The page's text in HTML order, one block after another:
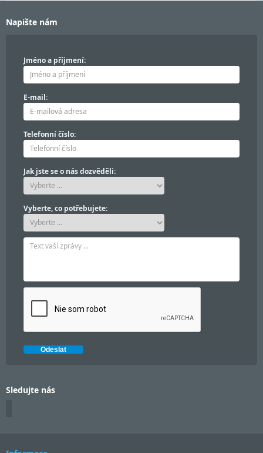
Napište nám
Jméno a příjmení:
E-mail:
Telefonní číslo:
Jak jste se o nás dozvěděli:
Vyberte, co potřebujete:
Sledujte nás